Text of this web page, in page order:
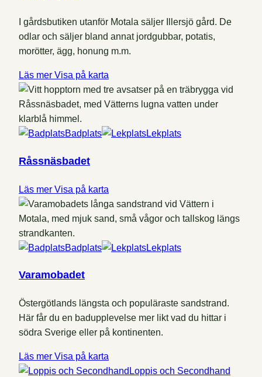
I gårdsbutiken utanför Motala säljer Illersjö gård. De
odlar och säljer bland annat jordgubbar, potatis,
morötter, ägg, honung m.m.
Läs mer Visa på karta
Badplats Lekplats
Råssnäsbadet
Läs mer Visa på karta
Badplats Lekplats
Varamobadet
Östergötlands längsta och populäraste sandstrand.
Här får du en badupplevelse mer likt vad du hittar i
södra Sverige eller på kontinenten.
Läs mer Visa på karta
Loppis och Secondhand